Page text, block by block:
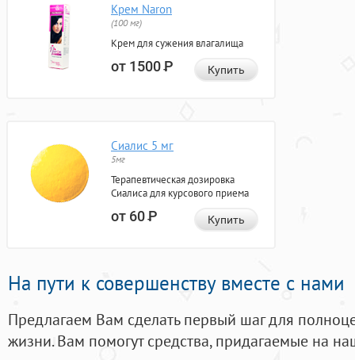
Крем Naron
(100 мг)
Крем для сужения влагалища
от 1500Р Купить
Сиалис 5 мг
5мг
Терапевтическая дозировка
Сиалиса для курсового приема
от 60Р Купить
На пути к совершенству вместе с нами
Предлагаем Вам сделать первый шаг для
жизни. Вам помогут средства, придагаемые на